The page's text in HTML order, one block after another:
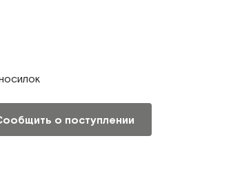
о поступлении